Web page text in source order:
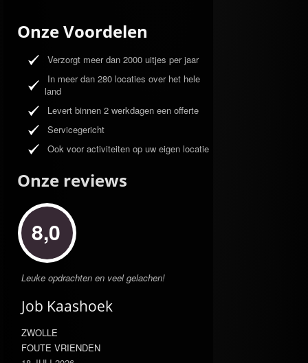
Onze Voordelen
Verzorgt meer dan 2000 uitjes per jaar
In meer dan 280 locaties over het hele
land
Levert binnen 2 werkdagen een offerte
Servicegericht
Ook voor activiteiten op uw eigen locatie
Onze reviews
8,0
Leuke opdrachten en veel gelachen!
Job Kaashoek
ZWOLLE
FOUTE VRIENDEN